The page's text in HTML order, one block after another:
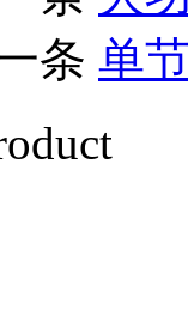
条 单